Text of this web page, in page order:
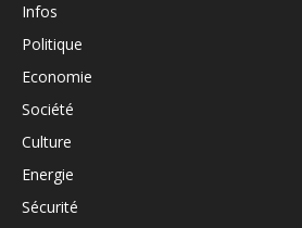
Infos
Politique
Economie
Société
Culture
Energie
Sécurité